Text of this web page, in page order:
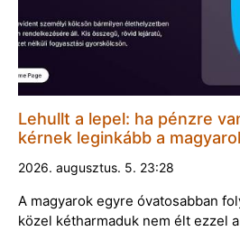
Lehullt a lepel: ha pénzre
kérnek leginkább a
2026. augusztus. 5. 23:28
A magyarok egyre óvatosabban
közel kétharmaduk nem élt ezzel